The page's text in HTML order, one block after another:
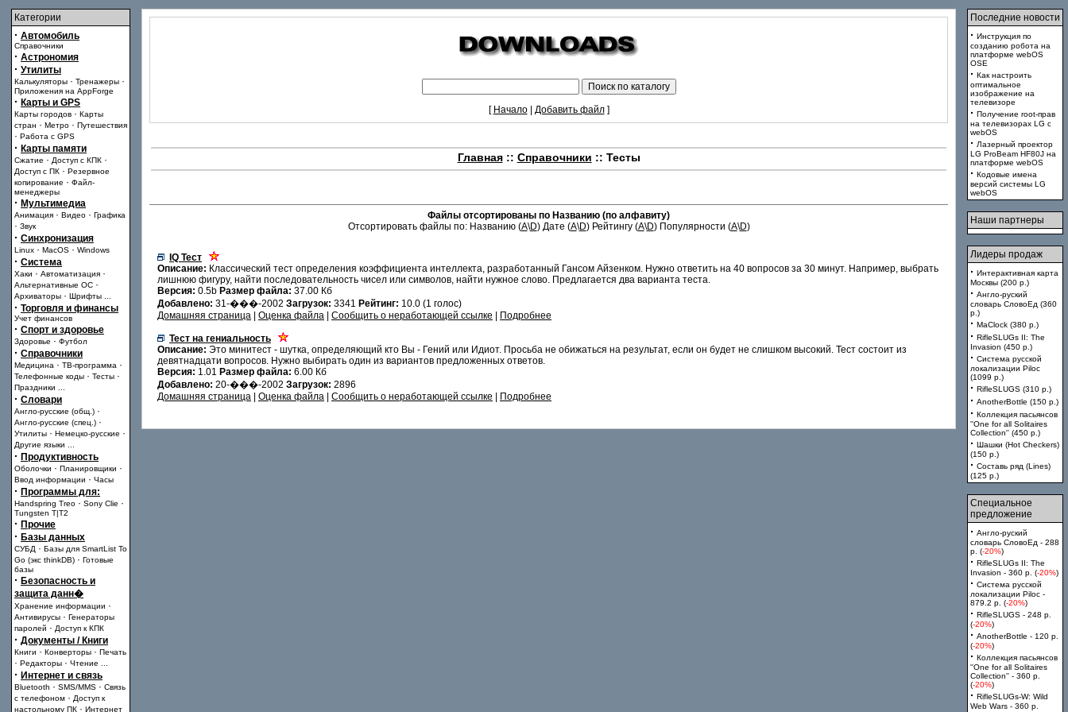
Категории
· Автомобиль
Справочники
· Астрономия
· Утилиты
Калькуляторы · Тренажеры ·
Приложения на AppForge
· Карты и GPS
Карты городов · Карты
стран · Метро · Путешествия
· Работа с GPS
· Карты памяти
Сжатие · Доступ с КПК ·
Доступ с ПК · Резервное
копирование · Файл-
менеджеры
· Мультимедиа
Анимация · Видео · Графика
· Звук
· Синхронизация
Linux · MacOS · Windows
· Система
Хаки · Автоматизация ·
Альтернативные ОС ·
Архиваторы · Шрифты
· Торговля и финансы
Учет финансов
· Спорт и здоровье
Здоровье · Футбол
· Справочники
Медицина · ТВ-программа ·
Телефонные коды · Тесты ·
Праздники
· Словари
Англо-русские (общ.) ·
Англо-русские (спец.) ·
Утилиты · Немецко-русские ·
Другие языки
· Продуктивность
Оболочки · Планировщики ·
Ввод информации · Часы
· Программы для:
Handspring Treo · Sony Clie ·
Tungsten T|T2
· Прочие
· Базы данных
СУБД · Базы для SmartList To
Go (экс thinkDB) · Готовые
базы
· Безопасность и
защита данн�
Хранение информации ·
Антивирусы · Генераторы
паролей · Доступ к КПК
· Документы / Книги
Книги · Конверторы · Печать
· Редакторы · Чтение
· Интернет и связь
Bluetooth · SMS/MMS · Связь
с телефоном · Доступ к
настольному ПК · Интернет
[ Начало| Добавить файл]
Главная:: Справочники :: Тесты
Файлы отсортированы по Названию (по алфавиту)
Отсортировать файлы по: Названию (A\D) Дате (A\D) Рейтингу (A\D) Популярности (A\D)
IQ Тест
Описание: Классический тест определения коэффициента интеллекта, разработанный Гансом Айзенком. Нужно ответить на 40 вопросов за 30 минут. Например, выбрать
лишнюю фигуру, найти последовательность чисел или символов, найти нужное слово. Предлагается два варианта теста.
Версия: 0.5b Размер файла: 37.00 Кб
Добавлено: 31-���-2002 Загрузок: 3341 Рейтинг: 10.0 (1 голос)
Домашняя страница
Оценка файла Сообщить о неработающей ссылке Подробнее
Тест на гениальность
Описание: Это минитест - шутка, определяющий кто Вы - Гений или Идиот. Просьба не обижаться на результат, если он будет не слишком высокий. Тест состоит из
девятнадцати вопросов. Нужно выбирать один из вариантов предложенных ответов.
Версия: 1.01 Размер файла: 6.00 Кб
Добавлено: 20-���-2002 Загрузок: 2896
Домашняя страница
Оценка файла Сообщить о неработающей ссылке Подробнее
Последние новости
· Инструкция по
созданию робота на
платформе webOS
OSE
· Как настроить
оптимальное
изображение на
телевизоре
· Получение root-прав
на телевизорах LG с
webOS
· Лазерный проектор
LG ProBeam HF80J на
платформе webOS
· Кодовые имена
версий системы LG
webOS
Наши партнеры
Лидеры продаж
· Интерактивная карта
Москвы (200 p.)
· Англо-руский
словарь СловоЕд (360
p.)
· MaClock (380 p.)
· RifleSLUGs II: The
Invasion (450 p.)
· Система русской
локализации Piloc
(1099 p.)
· RifleSLUGS (310 p.)
· AnotherBottle (150 p.)
· Коллекция пасьянсов
''One for all Solitaires
Collection'' (450 p.)
· Шашки (Hot Checkers)
(150 p.)
· Составь ряд (Lines)
(125 p.)
Специальное
предложение
· Англо-руский
словарь СловоЕд - 288
p. (-20%)
· RifleSLUGs II: The
Invasion - 360 p. (-20%)
· Система русской
локализации Piloc -
879.2 p. (-20%)
· RifleSLUGS - 248 p.
(-20%)
· AnotherBottle - 120 p.
(-20%)
· Коллекция пасьянсов
''One for all Solitaires
Collection'' - 360 p.
(-20%)
· RifleSLUGs-W: Wild
Web Wars - 360 p.